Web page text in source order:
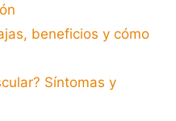
beneficios y cómo
Síntomas y